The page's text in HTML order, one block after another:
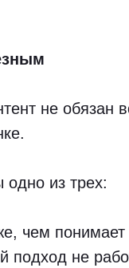
не обязан
из трех:
чем
подход не